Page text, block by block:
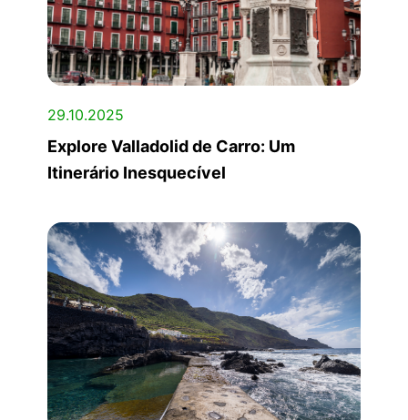
29.10.2025
Explore Valladolid de Carro: Um
Itinerário Inesquecível